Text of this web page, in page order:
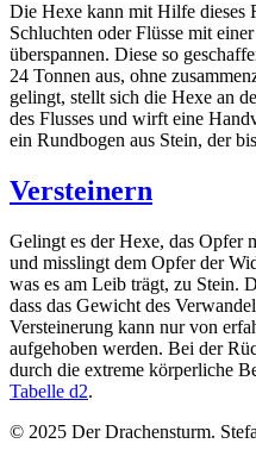
Die Hexe kann mit Hilfe dieses
Schluchten oder Flüsse mit
überspannen. Diese so
24 Tonnen aus, ohne
gelingt, stellt sich die Hexe an
des Flusses und wirft eine
ein Rundbogen aus Stein, der
Versteinern
Gelingt es der Hexe, das Opfer
und misslingt dem Opfer der
was es am Leib trägt, zu Stein.
dass das Gewicht des
Versteinerung kann nur von
aufgehoben werden. Bei der
durch die extreme körperliche
Tabelle d2.
© 2025 Der Drachensturm.